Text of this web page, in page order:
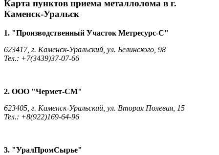
Карта пунктов приема металлолома в г.
Каменск-Уральск
1. "Производственный Участок Метресурс-С"
623417, г. Каменск-Уральский, ул. Белинского, 98
Тел.: +7(3439)37-07-66
2. ООО "Чермет-СМ"
623405, г. Каменск-Уральский, ул. Вторая Полевая, 15
Тел.: +8(922)169-64-96
3. "УралПромСырье"